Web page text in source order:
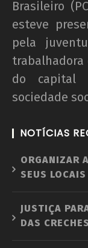
Brasileiro
esteve
pela
trabalhadora
do capital
sociedade
NOTÍCIAS
ORGANIZAR
SEUS
JUSTIÇA
DAS